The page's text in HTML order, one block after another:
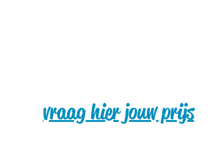
vraag hier jouw prijs